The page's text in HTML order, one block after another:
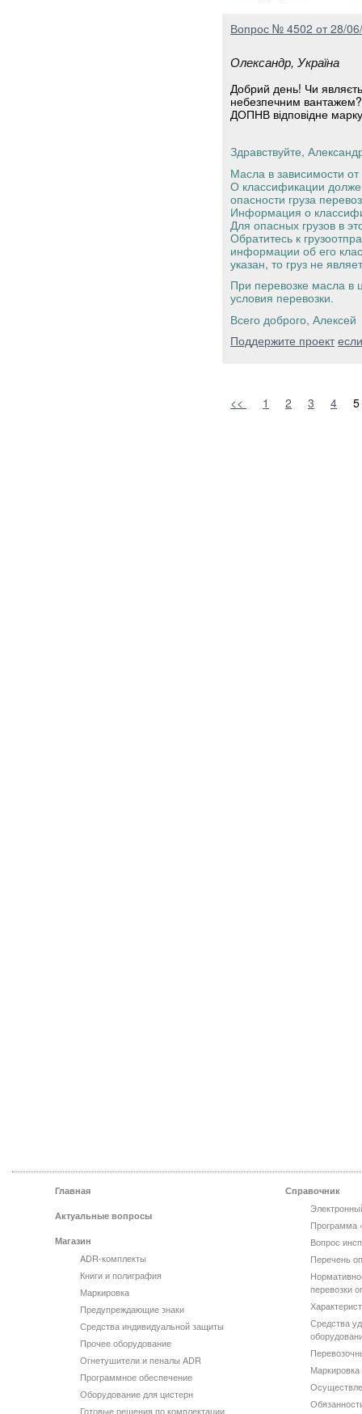
Вопрос № 4502 от 28/
Олександр, Україна
Добрий день! Чи
небезпечним
ДОПНВ відповідне
Здравствуйте,
Масла в зависимости
О классификации
опасности груза
Информация о
Для опасных грузов в
Обратитесь к
информации об его
указан, то груз не
При перевозке масла в
условия перевозки.
Всего доброго, Алексей
Поддержите проект
<< 1 2 3 4 5
Главная
Актуальные вопросы
Магазин
ADR-комплекты
Книги и полиграфия
Маркировка
Предупреждающие знаки
Средства индивидуальной защиты
Прочее оборудование
Огнетушители и пеналы ADR
Программное обеспечение
Оборудование для цистерн
Готовые решения по комплектации
Справочник
Программа
Вопрос
Перечень
перевозки
Средства